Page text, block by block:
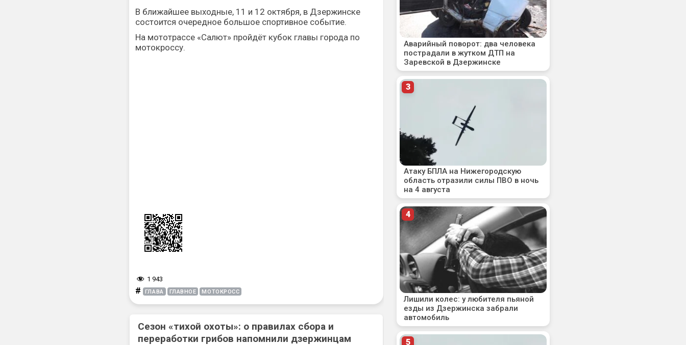
В ближайшее выходные, 11 и 12 октября, в Дзержинске
состоится очередное большое спортивное событие.
На мототрассе «Салют» пройдёт кубок главы города по
мотокроссу.
1 943
# ГЛАВА ГЛАВНОЕ МОТОКРОСС
Сезон «тихой охоты»: о правилах сбора и
переработки грибов напомнили дзержинцам